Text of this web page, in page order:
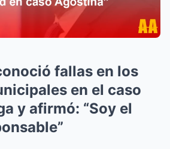
fallas en los
en el caso
y afirmó: “Soy el